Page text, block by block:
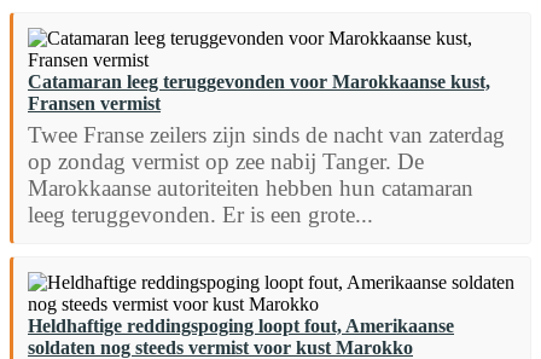
Catamaran leeg teruggevonden voor Marokkaanse kust,
Fransen vermist
Twee Franse zeilers zijn sinds de nacht van zaterdag
op zondag vermist op zee nabij Tanger. De
Marokkaanse autoriteiten hebben hun catamaran
leeg teruggevonden. Er is een grote...
Heldhaftige reddingspoging loopt fout, Amerikaanse
soldaten nog steeds vermist voor kust Marokko